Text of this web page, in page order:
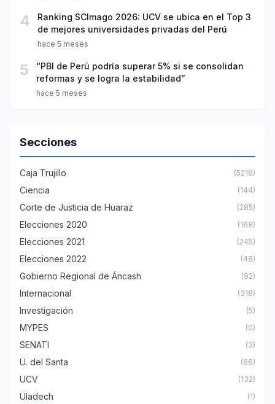
4
Ranking SCImago 2026: UCV se ubica en el Top 3
de mejores universidades privadas del Perú
hace 5 meses
5
“PBI de Perú podría superar 5% si se consolidan
reformas y se logra la estabilidad”
hace 5 meses
Secciones
Caja Trujillo (5218)
Ciencia (144)
Corte de Justicia de Huaraz (285)
Elecciones 2020 (168)
Elecciones 2021 (245)
Elecciones 2022 (48)
Gobierno Regional de Áncash (92)
Internacional (318)
Investigación (5)
MYPES (0)
SENATI (3)
U. del Santa (66)
UCV (132)
Uladech (1)